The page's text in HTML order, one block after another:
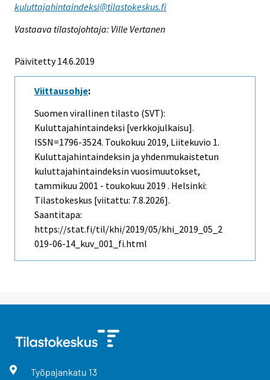
kuluttajahintaindeksi@tilastokeskus.fi
Vastaava tilastojohtaja: Ville Vertanen
Päivitetty 14.6.2019
Viittausohje:
Suomen virallinen tilasto (SVT):
Kuluttajahintaindeksi [verkkojulkaisu].
ISSN=1796-3524. Toukokuu 2019, Liitekuvio 1.
Kuluttajahintaindeksin ja yhdenmukaistetun
kuluttajahintaindeksin vuosimuutokset,
tammikuu 2001 - toukokuu 2019 . Helsinki:
Tilastokeskus [viitattu: 7.8.2026].
Saantitapa:
https://stat.fi/til/khi/2019/05/khi_2019_05_2
019-06-14_kuv_001_fi.html
Työpajankatu 13